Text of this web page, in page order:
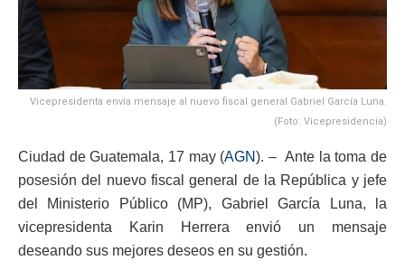
Vicepresidenta envía mensaje al nuevo fiscal general Gabriel García Luna.
(Foto: Vicepresidencia)
Ciudad de Guatemala, 17 may (AGN). – Ante la toma de
posesión del nuevo fiscal general de la República y jefe
del Ministerio Público (MP), Gabriel García Luna, la
vicepresidenta Karin Herrera envió un mensaje
deseando sus mejores deseos en su gestión.